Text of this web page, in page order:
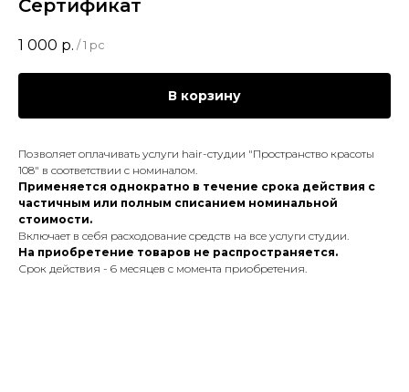
Сертификат
1 000 р. / 1 pc
В корзину
Позволяет оплачивать услуги hair-студии "Пространство красоты
108" в соответствии с номиналом.
Применяется однократно в течение срока действия с
частичным или полным списанием номинальной
стоимости.
Включает в себя расходование средств на все услуги студии.
На приобретение товаров не распространяется.
Срок действия - 6 месяцев с момента приобретения.